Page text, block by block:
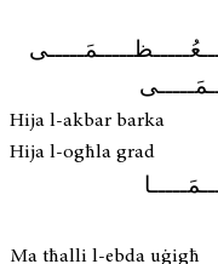
Hija l-akbar barka
Hija l-ogħla grad
Ma tħalli l-ebda uġigħ